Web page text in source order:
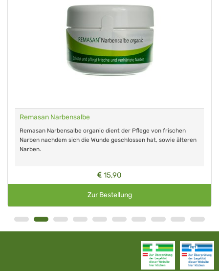
Remasan Narbensalbe
Remasan Narbensalbe organic dient der Pflege von frischen
Narben nachdem sich die Wunde geschlossen hat, sowie älteren
Narben.
15,90
Zur Bestellung